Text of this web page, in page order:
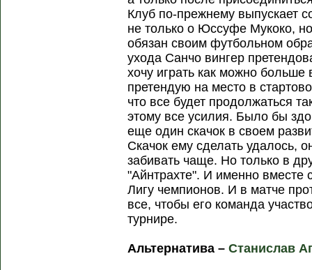
Клуб по-прежнему выпускает
не только о Юссуфе Мукоко,
обязан своим футбольном
ухода Санчо вингер
хочу играть как можно
претендую на место в
что все будет продолжаться
этому все усилия. Было бы
еще один скачок в своем
Скачок ему сделать удалось,
забивать чаще. Но только в
"Айнтрахте". И именно вместе
Лигу чемпионов. И в матче
все, чтобы его команда
турнире.
Альтернатива –Станислав